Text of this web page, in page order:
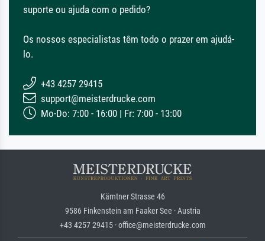
suporte ou ajuda com o pedido?
Os nossos especialistas têm todo o prazer em ajudá-
lo.
+43 4257 29415
support@meisterdrucke.com
Mo-Do: 7:00 - 16:00 | Fr: 7:00 - 13:00
Kärntner Strasse 46
9586 Finkenstein am Faaker See · Austria
+43 4257 29415 · office@meisterdrucke.com